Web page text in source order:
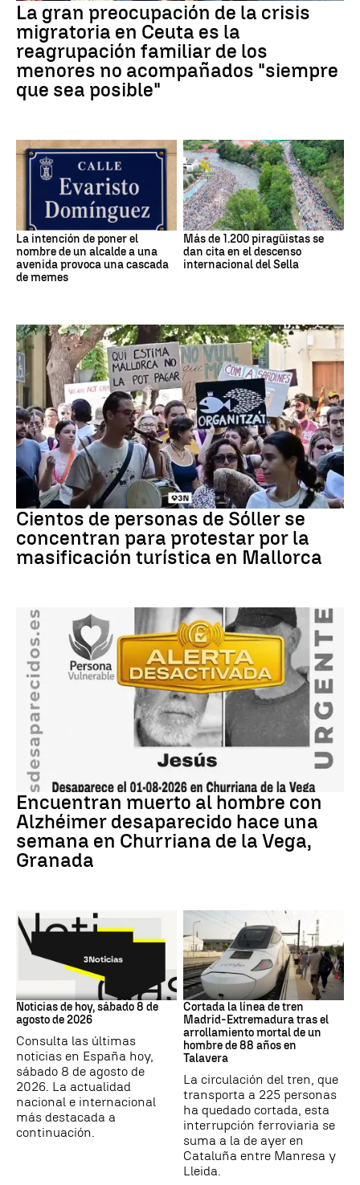
La gran preocupación de la crisis
migratoria en Ceuta es la
reagrupación familiar de los
menores no acompañados "siempre
que sea posible"
La intención de poner el
nombre de un alcalde a una
avenida provoca una cascada
de memes
Más de 1.200 piragüistas se
dan cita en el descenso
internacional del Sella
Protestas
Cientos de personas de Sóller se
concentran para protestar por la
masificación turística en Mallorca
granada
Encuentran muerto al hombre con
Alzhéimer desaparecido hace una
semana en Churriana de la Vega,
Granada
Noticias de hoy, sábado 8 de
agosto de 2026
Consulta las últimas
noticias en España hoy,
sábado 8 de agosto de
2026. La actualidad
nacional e internacional
más destacada a
continuación.
Trenes
Cortada la línea de tren
Madrid-Extremadura tras el
arrollamiento mortal de un
hombre de 88 años en
Talavera
La circulación del tren, que
transporta a 225 personas
ha quedado cortada, esta
interrupción ferroviaria se
suma a la de ayer en
Cataluña entre Manresa y
Lleida.